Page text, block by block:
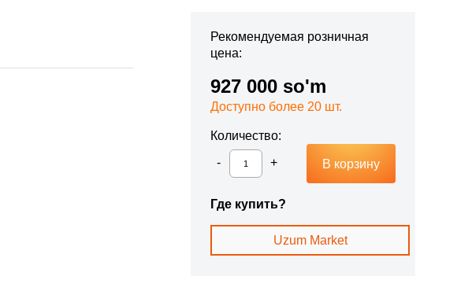
Рекомендуемая розничная
цена:
927 000 so'm
Доступно более 20 шт.
Количество:
В корзину
Где купить?
Uzum Market